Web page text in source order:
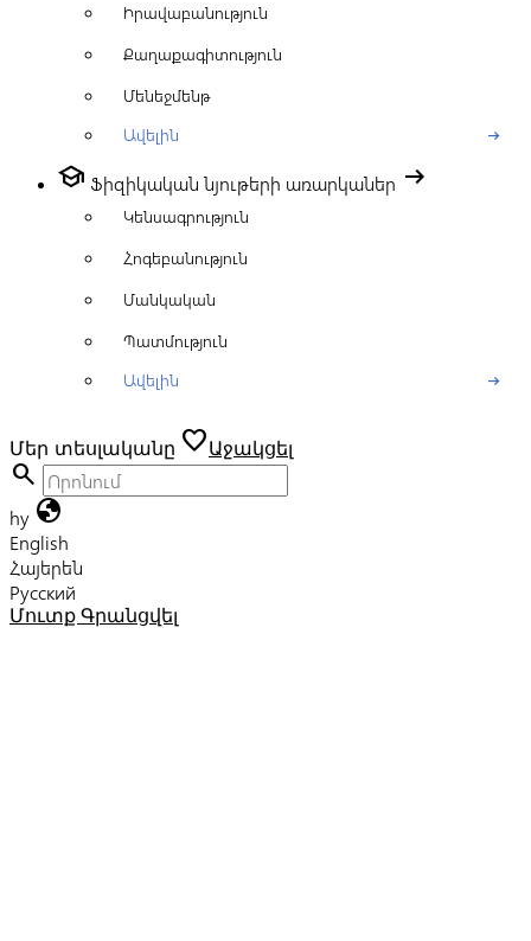
Իրավաբանություն
Քաղաքագիտություն
Մենեջմենթ
Ավելին
arrow_right_alt
school Ֆիզիկական նյութերի առարկաներ arrow_right_alt
Կենսագրություն
Հոգեբանություն
Մանկական
Պատմություն
Ավելին
arrow_right_alt
Մեր տեսլականը favoriteԱջակցել
search
hy globe
English
Հայերեն
Русский
Մուտք Գրանցվել